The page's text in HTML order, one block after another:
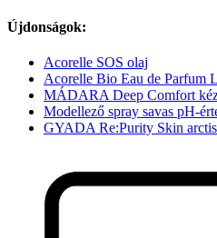
Újdonságok:
Acorelle SOS olaj
Acorelle Bio Eau de Parfum
MÁDARA Deep Comfort
Modellező spray savas pH-
GYADA Re:Purity Skin